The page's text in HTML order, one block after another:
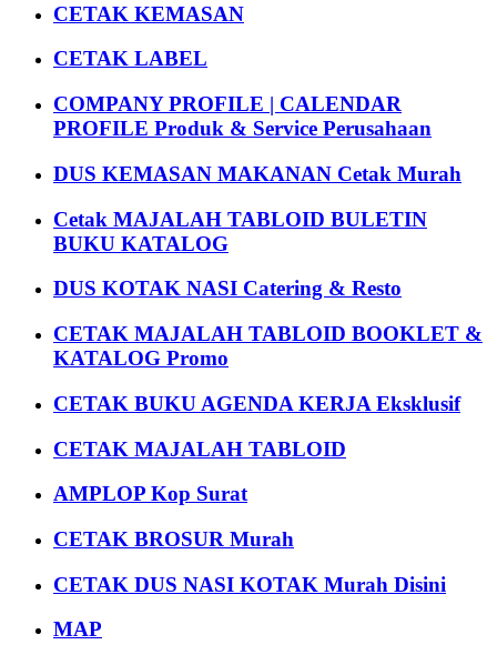
CETAK KEMASAN
CETAK LABEL
COMPANY PROFILE | CALENDAR
PROFILE Produk & Service Perusahaan
DUS KEMASAN MAKANAN Cetak Murah
Cetak MAJALAH TABLOID BULETIN
BUKU KATALOG
DUS KOTAK NASI Catering & Resto
CETAK MAJALAH TABLOID BOOKLET &
KATALOG Promo
CETAK BUKU AGENDA KERJA Eksklusif
CETAK MAJALAH TABLOID
AMPLOP Kop Surat
CETAK BROSUR Murah
CETAK DUS NASI KOTAK Murah Disini
MAP